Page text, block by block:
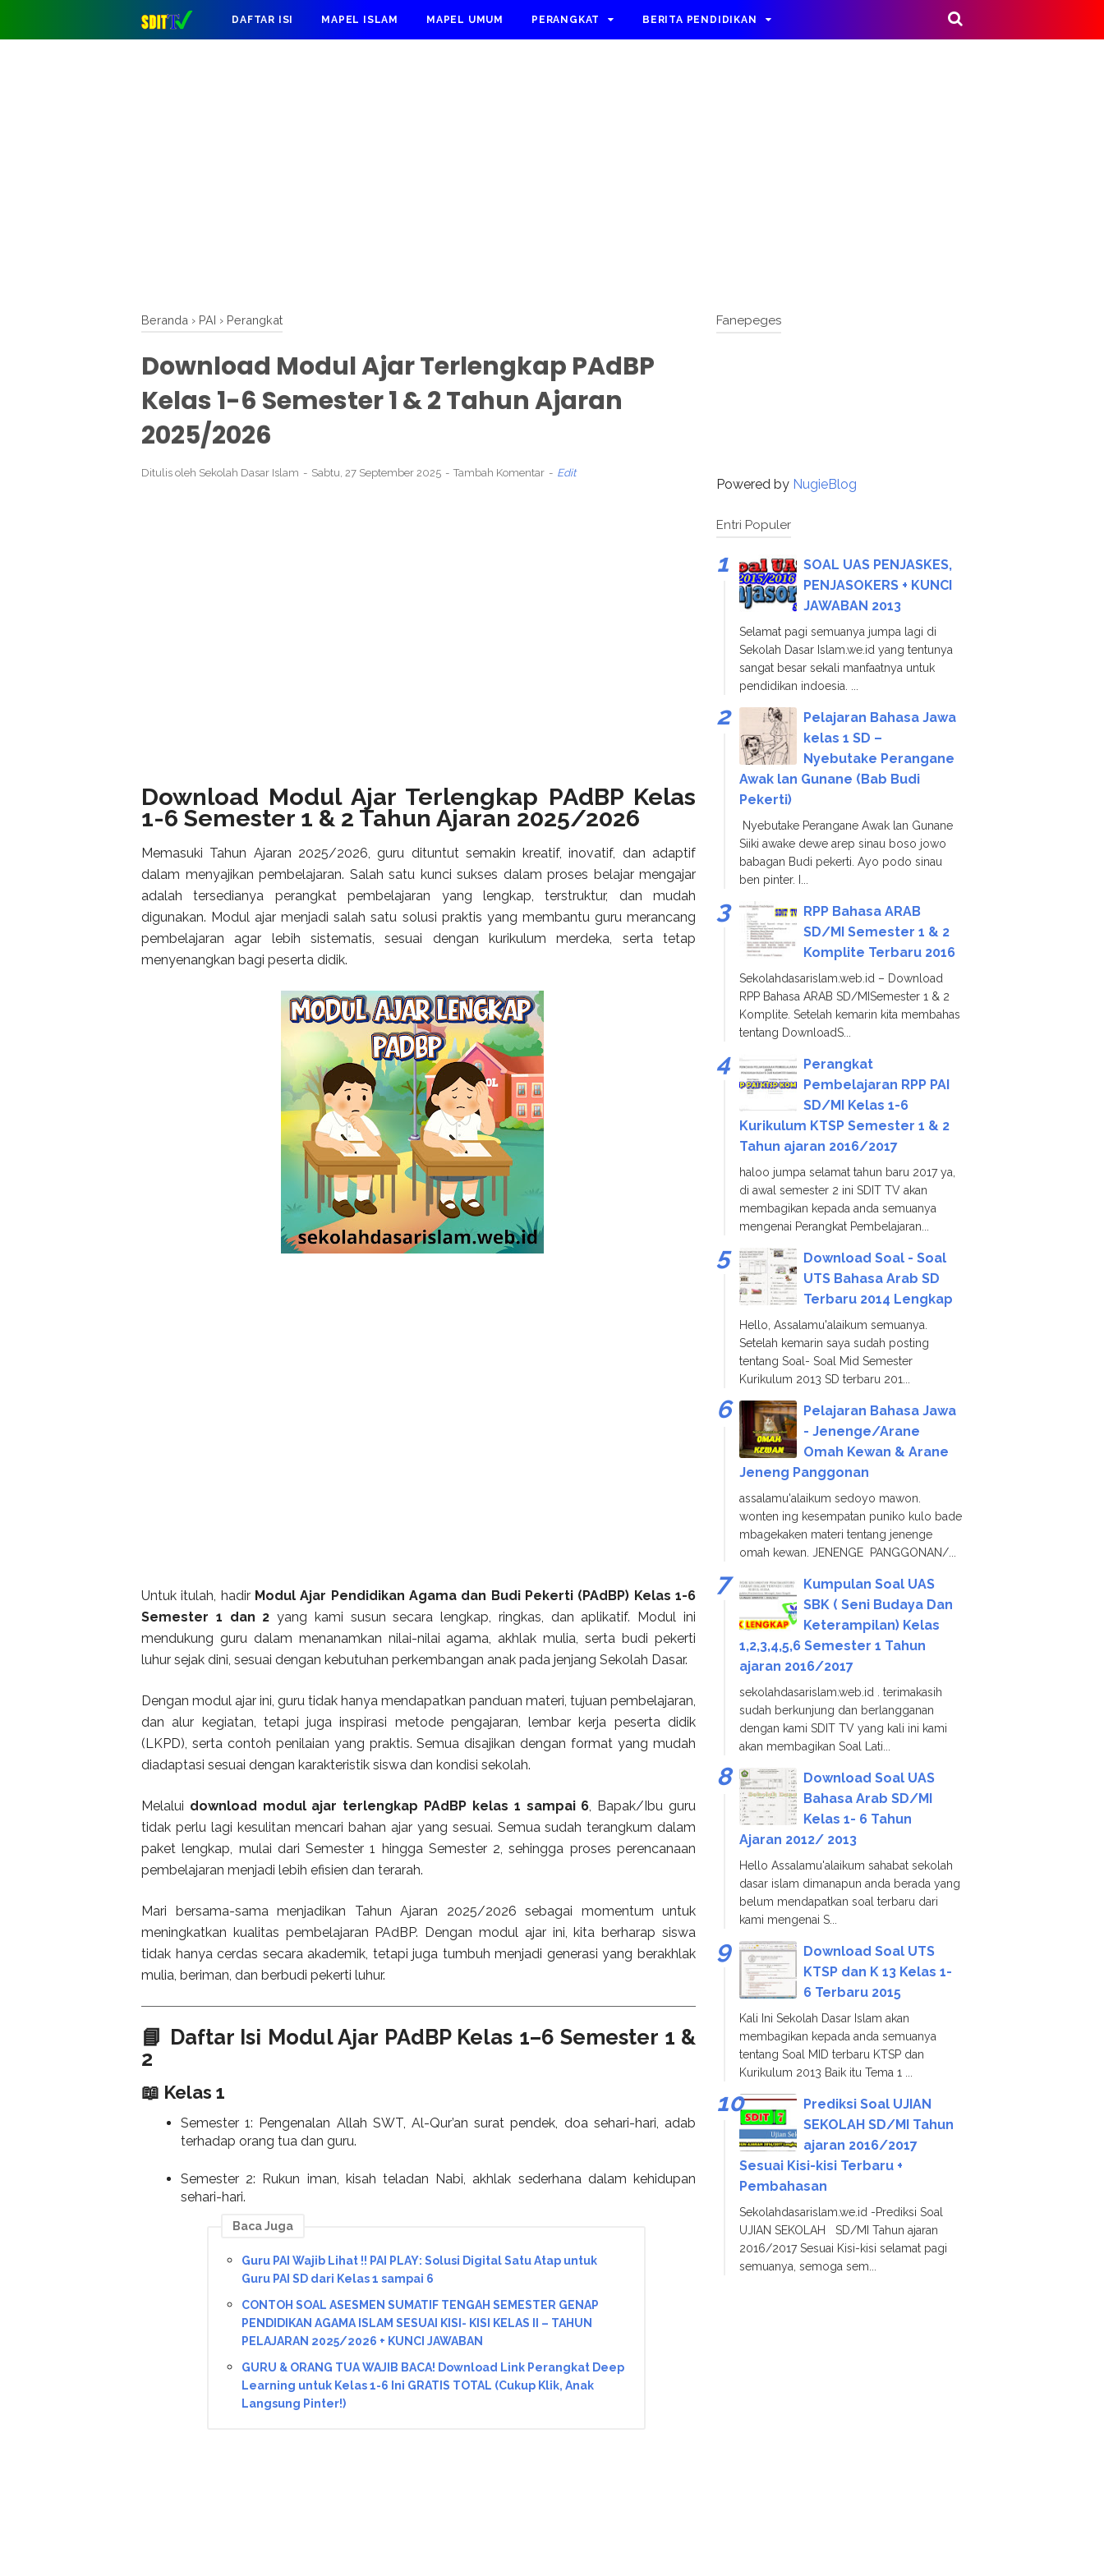
DAFTAR ISI MAPEL ISLAM MAPEL UMUM PERANGKAT BERITA PENDIDIKAN
Beranda › PAI › Perangkat
Download Modul Ajar Terlengkap PAdBP
Kelas 1-6 Semester 1 & 2 Tahun Ajaran
2025/2026
Ditulis oleh Sekolah Dasar Islam Sabtu, 27 September 2025 Tambah Komentar Edit
Download Modul Ajar Terlengkap PAdBP Kelas
1-6 Semester 1 & 2 Tahun Ajaran 2025/2026
Memasuki Tahun Ajaran 2025/2026, guru dituntut semakin kreatif, inovatif, dan adaptif
dalam menyajikan pembelajaran. Salah satu kunci sukses dalam proses belajar mengajar
adalah tersedianya perangkat pembelajaran yang lengkap, terstruktur, dan mudah
digunakan. Modul ajar menjadi salah satu solusi praktis yang membantu guru merancang
pembelajaran agar lebih sistematis, sesuai dengan kurikulum merdeka, serta tetap
menyenangkan bagi peserta didik.
Untuk itulah, hadir Modul Ajar Pendidikan Agama dan Budi Pekerti (PAdBP) Kelas 1-6
Semester 1 dan 2 yang kami susun secara lengkap, ringkas, dan aplikatif. Modul ini
mendukung guru dalam menanamkan nilai-nilai agama, akhlak mulia, serta budi pekerti
luhur sejak dini, sesuai dengan kebutuhan perkembangan anak pada jenjang Sekolah Dasar.
Dengan modul ajar ini, guru tidak hanya mendapatkan panduan materi, tujuan pembelajaran,
dan alur kegiatan, tetapi juga inspirasi metode pengajaran, lembar kerja peserta didik
(LKPD), serta contoh penilaian yang praktis. Semua disajikan dengan format yang mudah
diadaptasi sesuai dengan karakteristik siswa dan kondisi sekolah.
Melalui download modul ajar terlengkap PAdBP kelas 1 sampai 6, Bapak/Ibu guru
tidak perlu lagi kesulitan mencari bahan ajar yang sesuai. Semua sudah terangkum dalam
paket lengkap, mulai dari Semester 1 hingga Semester 2, sehingga proses perencanaan
pembelajaran menjadi lebih efisien dan terarah.
Mari bersama-sama menjadikan Tahun Ajaran 2025/2026 sebagai momentum untuk
meningkatkan kualitas pembelajaran PAdBP. Dengan modul ajar ini, kita berharap siswa
tidak hanya cerdas secara akademik, tetapi juga tumbuh menjadi generasi yang berakhlak
mulia, beriman, dan berbudi pekerti luhur.
📘 Daftar Isi Modul Ajar PAdBP Kelas 1–6 Semester 1 &
2
📖 Kelas 1
Semester 1: Pengenalan Allah SWT, Al-Qur’an surat pendek, doa sehari-hari, adab
terhadap orang tua dan guru.
Semester 2: Rukun iman, kisah teladan Nabi, akhlak sederhana dalam kehidupan
sehari-hari.
Baca Juga
Guru PAI Wajib Lihat !! PAI PLAY: Solusi Digital Satu Atap untuk
Guru PAI SD dari Kelas 1 sampai 6
CONTOH SOAL ASESMEN SUMATIF TENGAH SEMESTER GENAP
PENDIDIKAN AGAMA ISLAM SESUAI KISI- KISI KELAS II – TAHUN
PELAJARAN 2025/2026 + KUNCI JAWABAN
GURU & ORANG TUA WAJIB BACA! Download Link Perangkat Deep
Learning untuk Kelas 1-6 Ini GRATIS TOTAL (Cukup Klik, Anak
Langsung Pinter!)
Fanepeges
Powered by NugieBlog
Entri Populer
SOAL UAS PENJASKES,
PENJASOKERS + KUNCI
JAWABAN 2013
Selamat pagi semuanya jumpa lagi di
Sekolah Dasar Islam.we.id yang tentunya
sangat besar sekali manfaatnya untuk
pendidikan indoesia. ...
Pelajaran Bahasa Jawa
kelas 1 SD –
Nyebutake Perangane
Awak lan Gunane (Bab Budi
Pekerti)
Nyebutake Perangane Awak lan Gunane
Siiki awake dewe arep sinau boso jowo
babagan Budi pekerti. Ayo podo sinau
ben pinter. I...
RPP Bahasa ARAB
SD/MI Semester 1 & 2
Komplite Terbaru 2016
Sekolahdasarislam.web.id – Download
RPP Bahasa ARAB SD/MISemester 1 & 2
Komplite. Setelah kemarin kita membahas
tentang DownloadS...
Perangkat
Pembelajaran RPP PAI
SD/MI Kelas 1-6
Kurikulum KTSP Semester 1 & 2
Tahun ajaran 2016/2017
haloo jumpa selamat tahun baru 2017 ya,
di awal semester 2 ini SDIT TV akan
membagikan kepada anda semuanya
mengenai Perangkat Pembelajaran...
Download Soal - Soal
UTS Bahasa Arab SD
Terbaru 2014 Lengkap
Hello, Assalamu'alaikum semuanya.
Setelah kemarin saya sudah posting
tentang Soal- Soal Mid Semester
Kurikulum 2013 SD terbaru 201...
Pelajaran Bahasa Jawa
- Jenenge/Arane
Omah Kewan & Arane
Jeneng Panggonan
assalamu'alaikum sedoyo mawon.
wonten ing kesempatan puniko kulo bade
mbagekaken materi tentang jenenge
omah kewan. JENENGE PANGGONAN/...
Kumpulan Soal UAS
SBK ( Seni Budaya Dan
Keterampilan) Kelas
1,2,3,4,5,6 Semester 1 Tahun
ajaran 2016/2017
sekolahdasarislam.web.id . terimakasih
sudah berkunjung dan berlangganan
dengan kami SDIT TV yang kali ini kami
akan membagikan Soal Lati...
Download Soal UAS
Bahasa Arab SD/MI
Kelas 1- 6 Tahun
Ajaran 2012/ 2013
Hello Assalamu'alaikum sahabat sekolah
dasar islam dimanapun anda berada yang
belum mendapatkan soal terbaru dari
kami mengenai S...
Download Soal UTS
KTSP dan K 13 Kelas 1-
6 Terbaru 2015
Kali Ini Sekolah Dasar Islam akan
membagikan kepada anda semuanya
tentang Soal MID terbaru KTSP dan
Kurikulum 2013 Baik itu Tema 1 ...
Prediksi Soal UJIAN
SEKOLAH SD/MI Tahun
ajaran 2016/2017
Sesuai Kisi-kisi Terbaru +
Pembahasan
Sekolahdasarislam.we.id -Prediksi Soal
UJIAN SEKOLAH SD/MI Tahun ajaran
2016/2017 Sesuai Kisi-kisi selamat pagi
semuanya, semoga sem...